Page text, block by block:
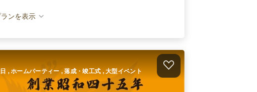
ツグモモ ゴールデンプラン
ンを表示
, ホームパーティー , 落成・竣工式 , 大型イベント